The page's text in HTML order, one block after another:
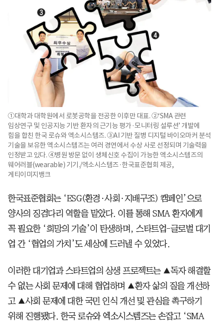
①대학과 대학원에서 로봇공학을 전공한 이후만 대표. ②‘SMA 관련
임상연구 및 인공지능 기반 환자의 근기능 평가·모니터링 설루션’ 개발에
힘을 합친 한국 로슈와 엑소시스템즈. ③AI 기반 질병 디지털 바이오마커 분석
기술을 보유한 엑소시스템즈는 여러 경연에서 수상 사로 선정되며 기술력을
인정받고 있다. ④병원 방문 없이 생체신호 수집이 가능한 엑소시스템즈의
웨어러블(wearable) 기기./엑소시스템즈·한국표준협회 제공,
게티이미지뱅크
한국표준협회는 ‘ESG(환경·사회·지배구조) 캠페인’으로
양사의 징검다리 역할을 맡았다. 이를 통해 SMA 환자에게
꼭 필요한 ‘희망의 기술’이 탄생하며, 스타트업-글로벌 대기
업 간 ‘협업의 가치’도 세상에 드러낼 수 있었다.
이러한 대기업과 스타트업의 상생 프로젝트는 ▲독자 해결할
수 없는 사회 문제에 대해 협업하며 ▲환자 삶의 질을 개선하
고 ▲사회 문제에 대한 국민 인식 개선 및 관심을 촉구하기
위해 진행됐다. 한국 로슈와 엑소시스템즈는 손잡고 ‘SMA